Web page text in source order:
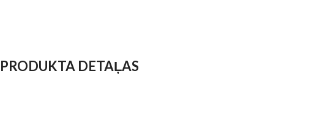
PRODUKTA DETAĻAS